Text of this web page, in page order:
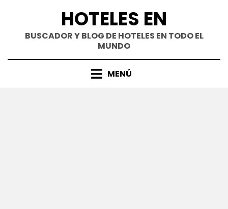
contenido
HOTELES EN
BUSCADOR Y BLOG DE HOTELES EN TODO EL
MUNDO
MENÚ